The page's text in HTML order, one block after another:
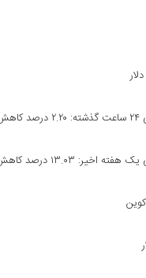
اخیر: ۱۳.۰۳ درصد کاهش